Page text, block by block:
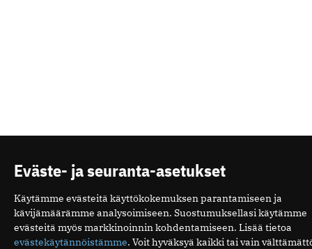
Eväste- ja seuranta-asetukset
Käytämme evästeitä käyttökokemuksen parantamiseen ja
kävijämäärämme analysoimiseen. Suostumuksellasi käytämme
evästeitä myös markkinoinnin kohdentamiseen. Lisää tietoa
evästekäytännöistämme. Voit hyväksyä kaikki tai vain